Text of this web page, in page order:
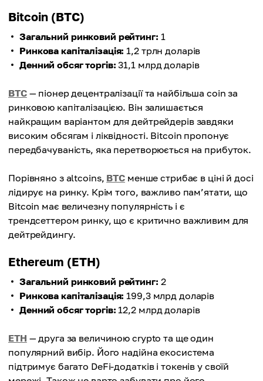
Bitcoin (BTC)
Загальний ринковий рейтинг: 1
Ринкова капіталізація: 1,2 трлн доларів
Денний обсяг торгів: 31,1 млрд доларів
BTC— піонер децентралізації та найбільша coin за
ринковою капіталізацією. Він залишається
найкращим варіантом для дейтрейдерів завдяки
високим обсягам і ліквідності. Bitcoin пропонує
передбачуваність, яка перетворюється на прибуток.
Порівняно з altcoins, BTC менше стрибає в ціні й досі
лідирує на ринку. Крім того, важливо пам’ятати, що
Bitcoin має величезну популярність і є
трендсеттером ринку, що є критично важливим для
дейтрейдингу.
Ethereum (ETH)
Загальний ринковий рейтинг: 2
Ринкова капіталізація: 199,3 млрд доларів
Денний обсяг торгів: 12,2 млрд доларів
ETH — друга за величиною crypto та ще один
популярний вибір. Його надійна екосистема
підтримує багато DeFi-додатків і токенів у своїй